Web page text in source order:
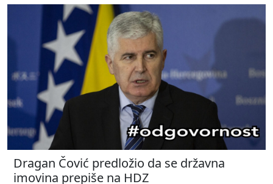
Dragan Čović predložio da se državna
imovina prepiše na HDZ